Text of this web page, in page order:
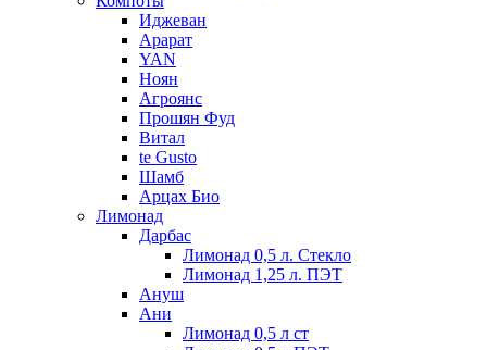
Иджеван
Арарат
YAN
Ноян
Агроянс
Прошян Фуд
Витал
te Gusto
Шамб
Арцах Био
Лимонад
Дарбас
Лимонад 0,5 л. Стекло
Лимонад 1,25 л. ПЭТ
Ануш
Ани
Лимонад 0,5 л ст